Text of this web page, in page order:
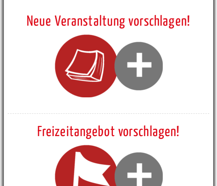
Neue Veranstaltung vorschlagen!
Freizeitangebot vorschlagen!